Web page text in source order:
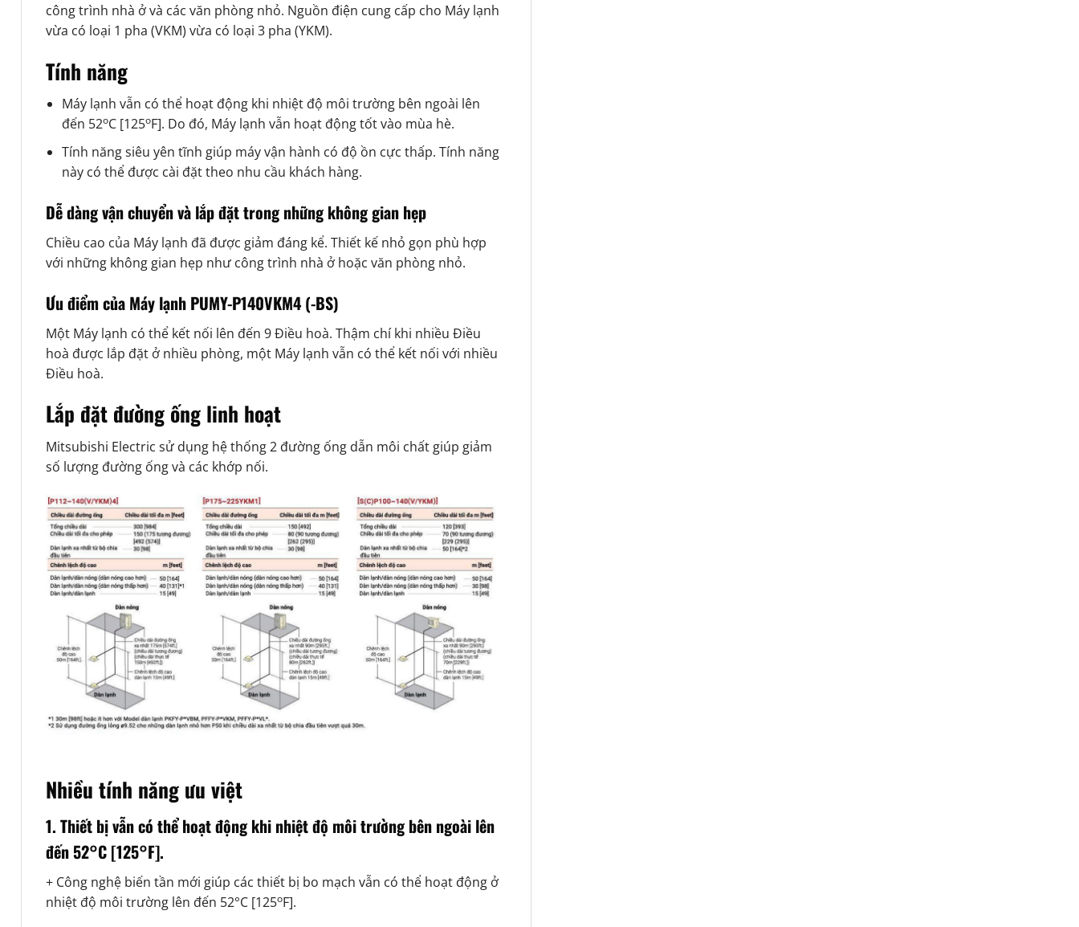
công trình nhà ở và các văn phòng nhỏ. Nguồn điện cung cấp cho Máy lạnh
vừa có loại 1 pha (VKM) vừa có loại 3 pha (YKM).
Tính năng
Máy lạnh vẫn có thể hoạt động khi nhiệt độ môi trường bên ngoài lên
đến 52oC [125oF]. Do đó, Máy lạnh vẫn hoạt động tốt vào mùa hè.
Tính năng siêu yên tĩnh giúp máy vận hành có độ ồn cực thấp. Tính năng
này có thể được cài đặt theo nhu cầu khách hàng.
Dễ dàng vận chuyển và lắp đặt trong những không gian hẹp
Chiều cao của Máy lạnh đã được giảm đáng kể. Thiết kế nhỏ gọn phù hợp
với những không gian hẹp như công trình nhà ở hoặc văn phòng nhỏ.
Ưu điểm của Máy lạnh PUMY-P140VKM4 (-BS)
Một Máy lạnh có thể kết nối lên đến 9 Điều hoà. Thậm chí khi nhiều Điều
hoà được lắp đặt ở nhiều phòng, một Máy lạnh vẫn có thể kết nối với nhiều
Điều hoà.
Lắp đặt đường ống linh hoạt
Mitsubishi Electric sử dụng hệ thống 2 đường ống dẫn môi chất giúp giảm
số lượng đường ống và các khớp nối.
Nhiều tính năng ưu việt
1. Thiết bị vẫn có thể hoạt động khi nhiệt độ môi trường bên ngoài lên
đến 52°C [125°F].
+ Công nghệ biến tần mới giúp các thiết bị bo mạch vẫn có thể hoạt động ở
nhiệt độ môi trường lên đến 52°C [125oF].